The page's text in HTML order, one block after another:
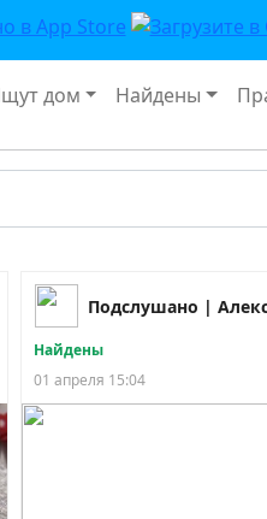
дом Найдены
Подслушано |
Найдены
01 апреля 15:04